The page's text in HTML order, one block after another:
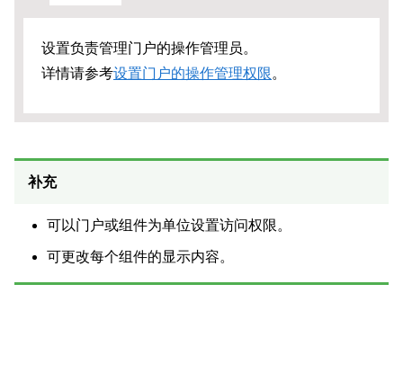
设置负责管理门户的操作管理员。
详情请参考设置门户的操作管理权限。
补充
可以门户或组件为单位设置访问权限。
可更改每个组件的显示内容。